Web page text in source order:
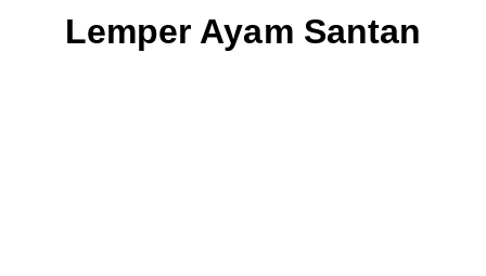
Lemper Ayam Santan